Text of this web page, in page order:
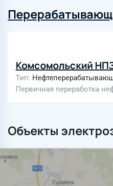
Комсомольский
Тип
Первичная переработка
Объекты